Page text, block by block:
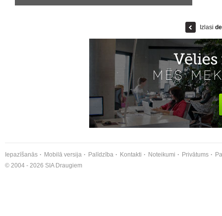
Izlasi
Iepazīšanās Mobilā versija Palīdzība Kontakti Noteikumi Privātums
© 2004 - 2026 SIA Draugiem